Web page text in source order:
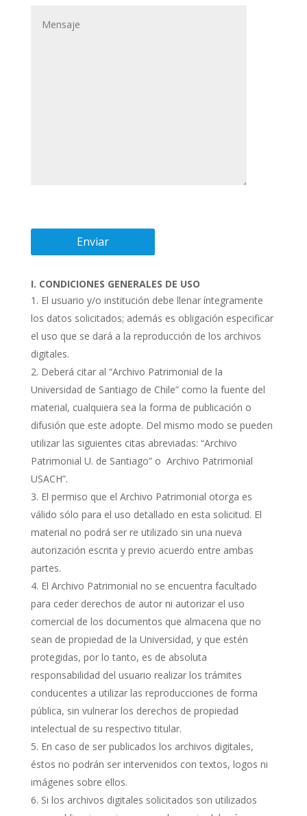
I. CONDICIONES GENERALES DE USO
El usuario y/o institución debe llenar íntegramente
los datos solicitados; además es obligación especificar
el uso que se dará a la reproducción de los archivos
digitales.
Deberá citar al “Archivo Patrimonial de la
Universidad de Santiago de Chile” como la fuente del
material, cualquiera sea la forma de publicación o
difusión que este adopte. Del mismo modo se pueden
utilizar las siguientes citas abreviadas: “Archivo
Patrimonial U. de Santiago” o Archivo Patrimonial
USACH”.
El permiso que el Archivo Patrimonial otorga es
válido sólo para el uso detallado en esta solicitud. El
material no podrá ser re utilizado sin una nueva
autorización escrita y previo acuerdo entre ambas
partes.
El Archivo Patrimonial no se encuentra facultado
para ceder derechos de autor ni autorizar el uso
comercial de los documentos que almacena que no
sean de propiedad de la Universidad, y que estén
protegidas, por lo tanto, es de absoluta
responsabilidad del usuario realizar los trámites
conducentes a utilizar las reproducciones de forma
pública, sin vulnerar los derechos de propiedad
intelectual de su respectivo titular.
En caso de ser publicados los archivos digitales,
éstos no podrán ser intervenidos con textos, logos ni
imágenes sobre ellos.
Si los archivos digitales solicitados son utilizados